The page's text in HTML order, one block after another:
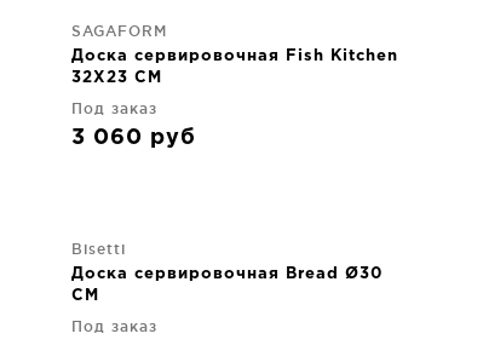
SAGAFORM
Доска сервировочная Fish Kitchen
32X23 CM
Под заказ
3 060 руб
Bisetti
Доска сервировочная Bread Ø30
CM
Под заказ